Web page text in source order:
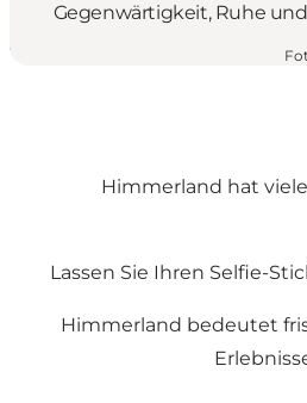
Gegenwärtigkeit, Ruhe
Himmerland hat
Lassen Sie Ihren Selfie-
Himmerland bedeutet